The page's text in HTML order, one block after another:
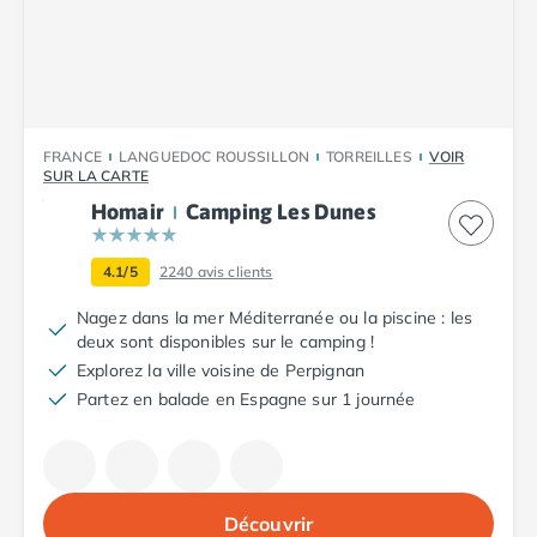
Camping Dinard
Camping Saint-Malo
Camping Morbihan
Camping Auray
Camping Carnac
Camping La Trinité sur Mer
Camping Locmariaquer
Camping Penestin
Camping Quiberon
Camping Ardennes
FRANCE LANGUEDOC ROUSSILLON TORREILLES
VOIR
SUR LA CARTE
Homair Camping Les Dunes
4.1/5 2240 avis clients
Nagez dans la mer Méditerranée ou la piscine : les
deux sont disponibles sur le camping !
Explorez la ville voisine de Perpignan
Partez en balade en Espagne sur 1 journée
Découvrir